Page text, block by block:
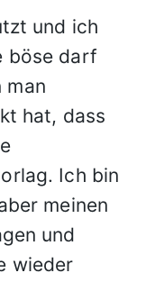
und ich
böse darf
man
hat, dass
Ich bin
meinen
und
wieder